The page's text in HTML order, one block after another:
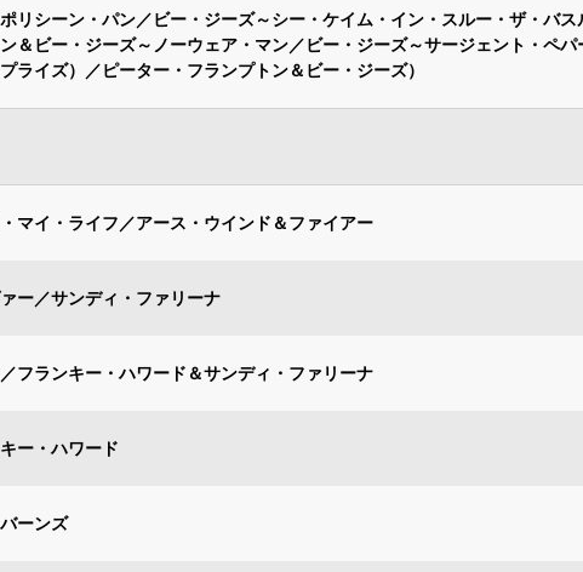
リシーン・パン／ビー・ジーズ～シー・ケイム・イン・スルー・ザ・バス
＆ビー・ジーズ～ノーウェア・マン／ビー・ジーズ～サージェント・ペパ
ライズ）／ピーター・フランプトン＆ビー・ジーズ）
マイ・ライフ／アース・ウインド＆ファイアー
ー／サンディ・ファリーナ
フランキー・ハワード＆サンディ・ファリーナ
ー・ハワード
ーンズ